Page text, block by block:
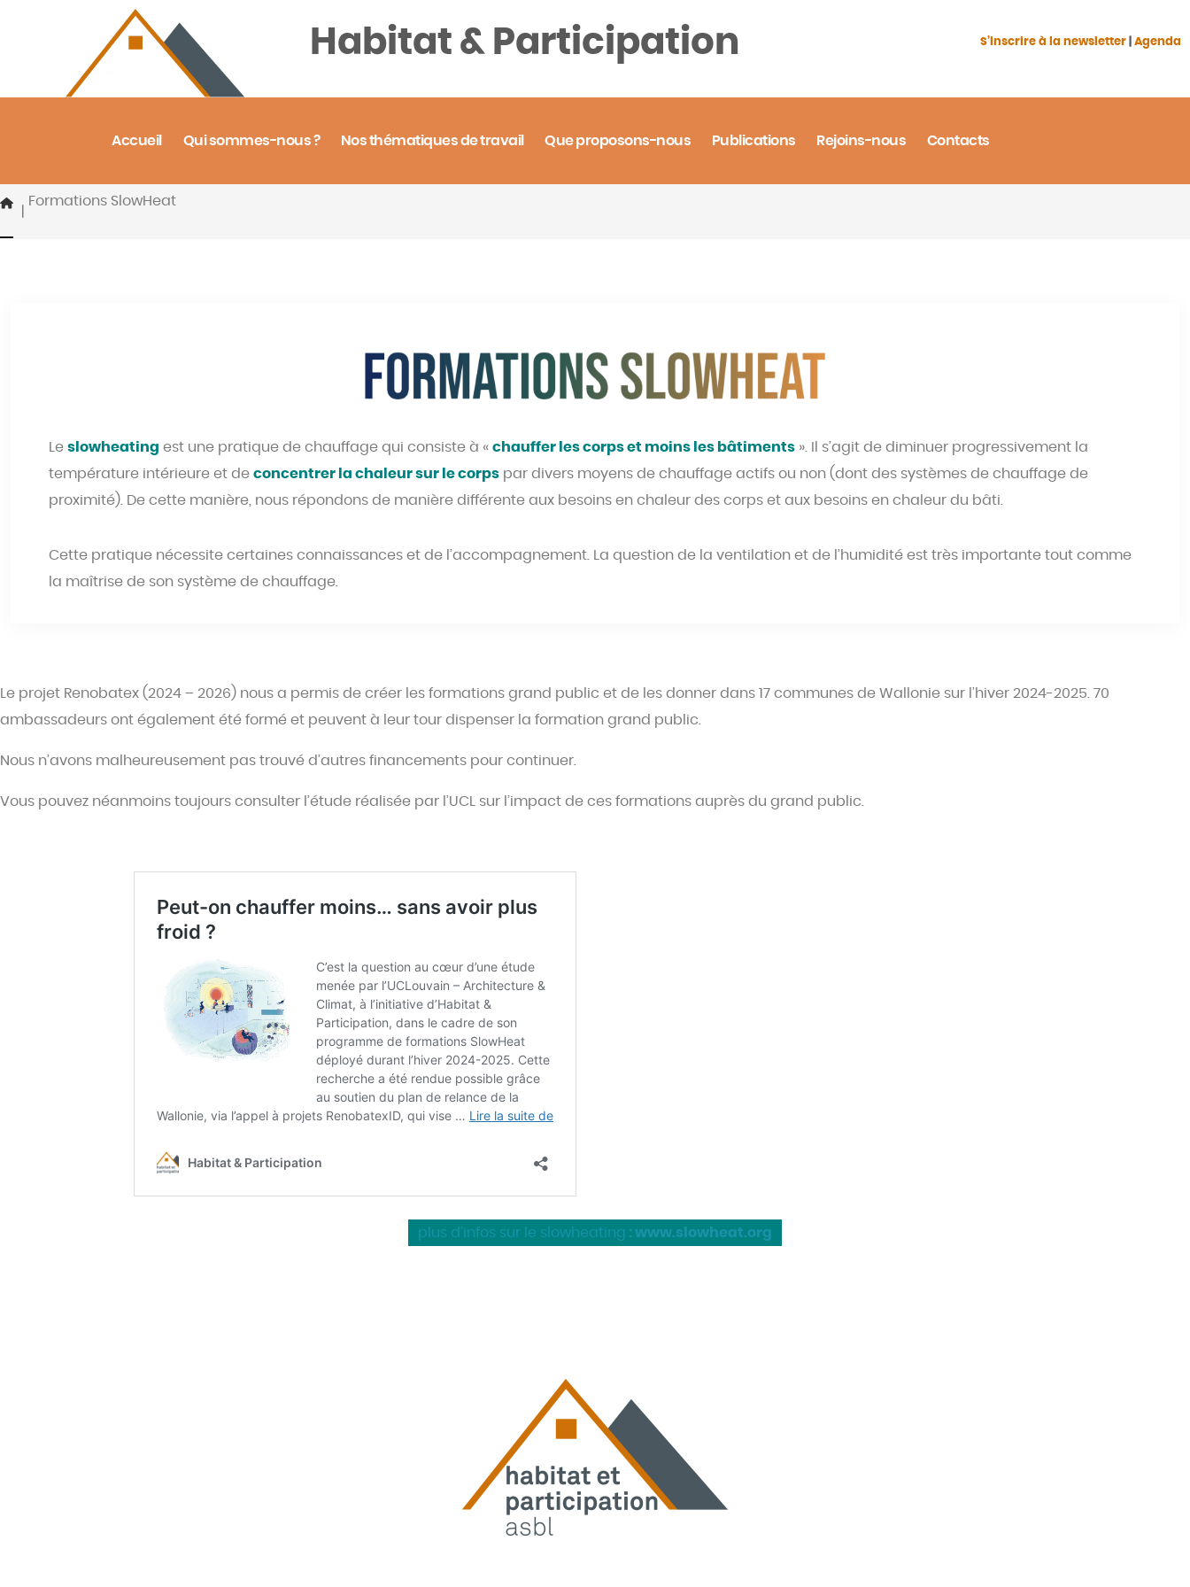
Habitat & Participation S’inscrire à la newsletter Agenda
Accueil Qui sommes-nous ? Nos thématiques de travail Que proposons-nous Publications Rejoins-nous Contacts
Formations SlowHeat
Le slowheating est une pratique de chauffage qui consiste à « chauffer les corps et moins les bâtiments». Il s’agit de diminuer progressivement la
température intérieure et de concentrer la chaleur sur le corpspar divers moyens de chauffage actifs ou non (dont des systèmes de chauffage de
proximité). De cette manière, nous répondons de manière différente aux besoins en chaleur des corps et aux besoins en chaleur du bâti.
Cette pratique nécessite certaines connaissances et de l’accompagnement. La question de la ventilation et de l’humidité est très importante tout comme
la maîtrise de son système de chauffage.
Le projet Renobatex (2024 – 2026) nous a permis de créer les formations grand public et de les donner dans 17 communes de Wallonie sur l’hiver 2024-2025. 70
ambassadeurs ont également été formé et peuvent à leur tour dispenser la formation grand public.
Nous n’avons malheureusement pas trouvé d’autres financements pour continuer.
Vous pouvez néanmoins toujours consulter l’étude réalisée par l’UCL sur l’impact de ces formations auprès du grand public.
plus d’infos sur le slowheating : www.slowheat.org